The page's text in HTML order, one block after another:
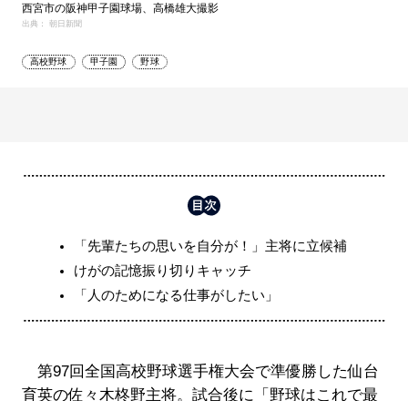
西宮市の阪神甲子園球場、高橋雄大撮影
出典： 朝日新聞
高校野球 甲子園 野球
「先輩たちの思いを自分が！」主将に立候補
けがの記憶振り切りキャッチ
「人のためになる仕事がしたい」
第97回全国高校野球選手権大会で準優勝した仙台
育英の佐々木柊野主将。試合後に「野球はこれで最